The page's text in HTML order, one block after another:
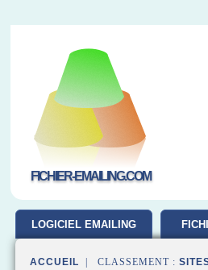
FICHIER-EMAILING.COM
LOGICIEL EMAILING
ACCUEIL | CLASSEMENT :